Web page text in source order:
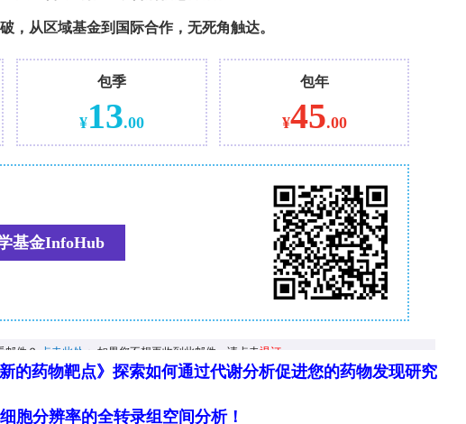
的药物靶点》探索如何通过代谢分析促进您的药物发现研究
分辨率的全转录组空间分析！